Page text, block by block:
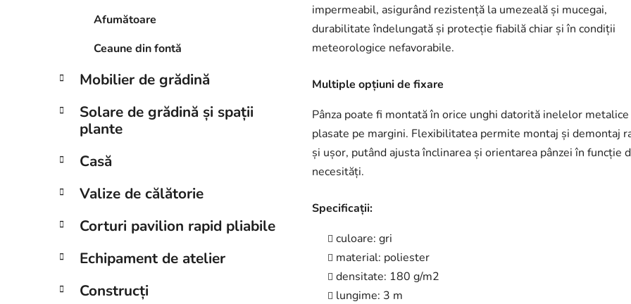
Afumătoare
Ceaune din fontă
Mobilier de grădină
Solare de grădină și spații
plante
Casă
Valize de călătorie
Corturi pavilion rapid pliabile
Echipament de atelier
Construcți
impermeabil, asigurând rezistență la umezeală și mucegai,
durabilitate îndelungată și protecție fiabilă chiar și în condiții
meteorologice nefavorabile.
Multiple opțiuni de fixare
Pânza poate fi montată în orice unghi datorită inelelor metalice
plasate pe margini. Flexibilitatea permite montaj și demontaj
și ușor, putând ajusta înclinarea și orientarea pânzei în funcție
necesități.
Specificații:
culoare: gri
material: poliester
densitate: 180 g/m2
lungime: 3 m